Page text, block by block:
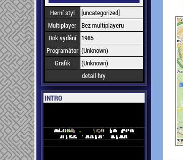
Herní styl
[uncategorized]
Multiplayer Bez multiplayeru
Rok vydání
1985
Programátor (Unknown)
Grafik
(Unknown)
detail hry
INTRO